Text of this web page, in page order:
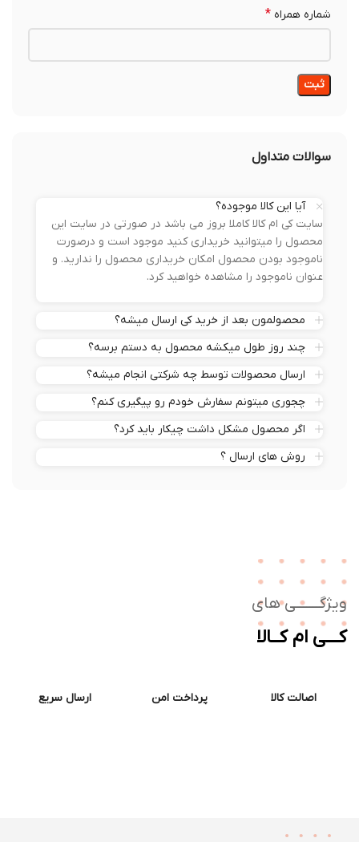
شماره همراه*
سوالات متداول
آیا این کالا موجوده؟
سایت کی ام کالا کاملا بروز می باشد در صورتی در سایت این
محصول را میتوانید خریداری کنید موجود است و درصورت
ناموجود بودن محصول امکان خریداری محصول را ندارید. و
عنوان ناموجود را مشاهده خواهید کرد.
محصولمون بعد از خرید کی ارسال میشه؟
چند روز طول میکشه محصول به دستم برسه؟
ارسال محصولات توسط چه شرکتی انجام میشه؟
چجوری میتونم سفارش خودم رو پیگیری کنم؟
اگر محصول مشکل داشت چیکار باید کرد؟
روش های ارسال ؟
های
ام کــالا
اصالت کالا پرداخت امن ارسال سریع